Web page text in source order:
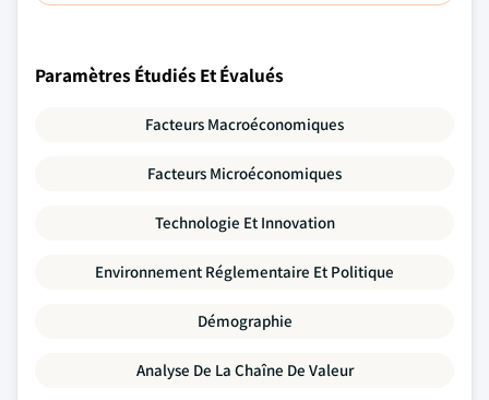
Paramètres Étudiés Et Évalués
Facteurs Macroéconomiques
Facteurs Microéconomiques
Technologie Et Innovation
Environnement Réglementaire Et Politique
Démographie
Analyse De La Chaîne De Valeur